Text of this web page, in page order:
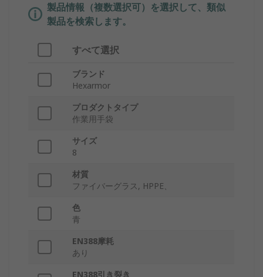
製品情報（複数選択可）を選択して、類似
製品を検索します。
すべて選択
ブランド
Hexarmor
プロダクトタイプ
作業用手袋
サイズ
8
材質
ファイバーグラス, HPPE、
色
青
EN388摩耗
あり
EN388引き裂き